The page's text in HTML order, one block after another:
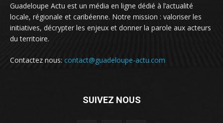
Guadeloupe Actu est un média en ligne dédié à l’actualité
locale, régionale et caribéenne. Notre mission : valoriser les
initiatives, décrypter les enjeux et donner la parole aux acteurs
du territoire.
Contactez nous: contact@guadeloupe-actu.com
SUIVEZ NOUS